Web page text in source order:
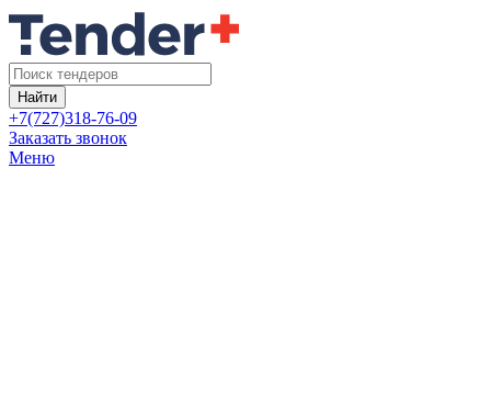
Найти
+7(727)318-76-09
Заказать звонок
Меню